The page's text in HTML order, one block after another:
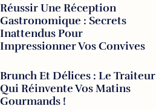
Réussir Une Réception
Gastronomique : Secrets
Inattendus Pour
Impressionner Vos Convives
Brunch Et Délices : Le Traiteur
Qui Réinvente Vos Matins
Gourmands !